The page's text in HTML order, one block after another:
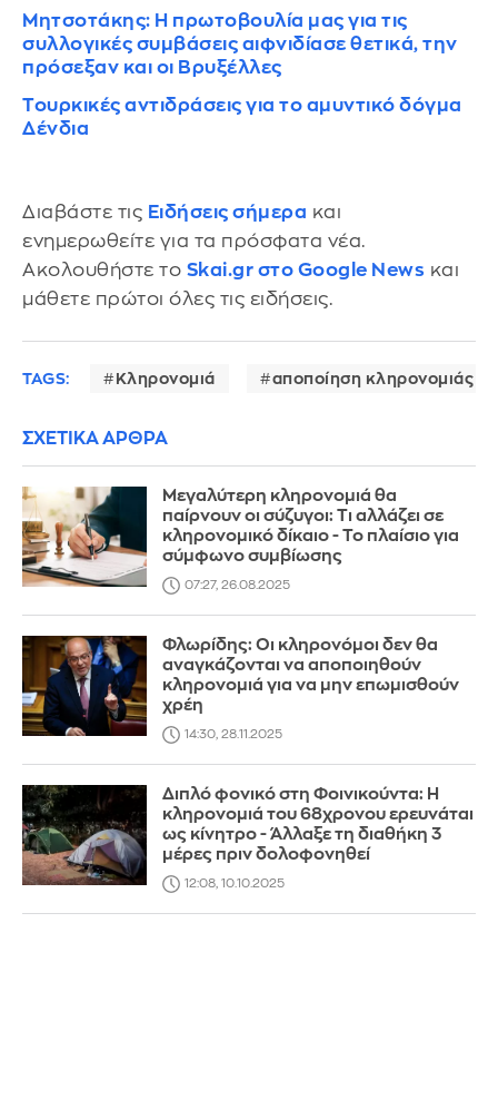
Μητσοτάκης: Η πρωτοβουλία μας για τις
συλλογικές συμβάσεις αιφνιδίασε θετικά, την
πρόσεξαν και οι Βρυξέλλες
Τουρκικές αντιδράσεις για το αμυντικό δόγμα
Δένδια
Διαβάστε τις Ειδήσεις σήμερα και
ενημερωθείτε για τα πρόσφατα νέα.
Ακολουθήστε το Skai.gr στο Google News και
μάθετε πρώτοι όλες τις ειδήσεις.
TAGS: Κληρονομιά αποποίηση κληρονομιάς
ΣΧΕΤΙΚΑ ΑΡΘΡΑ
Μεγαλύτερη κληρονομιά θα
παίρνουν οι σύζυγοι: Τι αλλάζει σε
κληρονομικό δίκαιο - Το πλαίσιο για
σύμφωνο συμβίωσης
07:27, 26.08.2025
Φλωρίδης: Οι κληρονόμοι δεν θα
αναγκάζονται να αποποιηθούν
κληρονομιά για να μην επωμισθούν
χρέη
14:30, 28.11.2025
Διπλό φονικό στη Φοινικούντα: Η
κληρονομιά του 68χρονου ερευνάται
ως κίνητρο - Άλλαξε τη διαθήκη 3
μέρες πριν δολοφονηθεί
12:08, 10.10.2025